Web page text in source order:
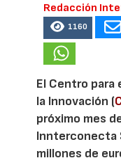
Redacción
1160
El Centro para
la Innovación (
próximo mes
Innterconecta
millones de